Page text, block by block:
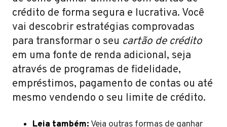
crédito de forma segura e lucrativa. Você
vai descobrir estratégias comprovadas
para transformar o seu cartão de crédito
em uma fonte de renda adicional, seja
através de programas de fidelidade,
empréstimos, pagamento de contas ou até
mesmo vendendo o seu limite de crédito.
Leia também:Veja outras formas de ganhar